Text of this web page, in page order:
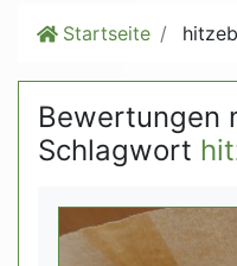
Startseite
Bewertungen
Schlagwort